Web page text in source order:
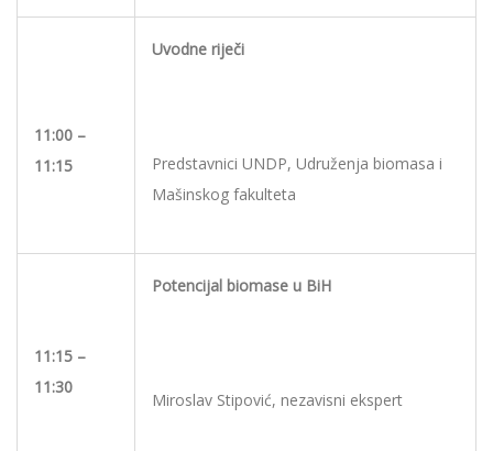
11:00 –
11:15
Uvodne riječi
Predstavnici UNDP, Udruženja biomasa i
Mašinskog fakulteta
11:15 –
11:30
Potencijal biomase u BiH
Miroslav Stipović, nezavisni ekspert